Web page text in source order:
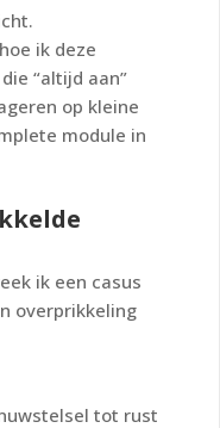
ik deze
“altijd aan”
op kleine
module in
ik een casus
overprikkeling
tot rust